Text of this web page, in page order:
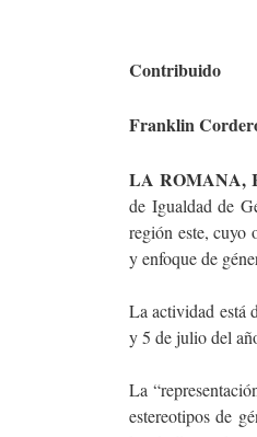
Contribuido
Franklin
LA ROMANA,
de Igualdad de
región este, cuyo
y enfoque de
La actividad está
y 5 de julio del
La
estereotipos de